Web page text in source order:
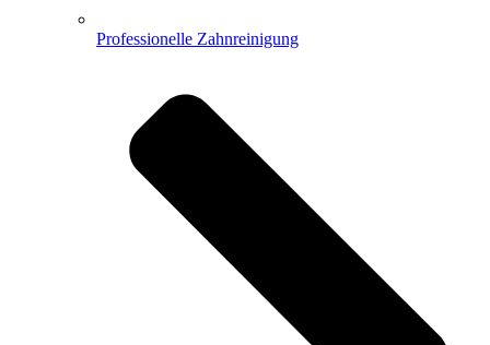
Professionelle Zahnreinigung